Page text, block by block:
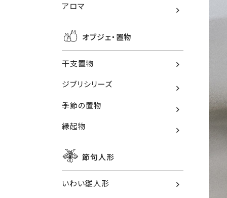
アロマ
オブジェ・置物
干支置物
ジブリシリーズ
季節の置物
縁起物
節句人形
いわい雛人形